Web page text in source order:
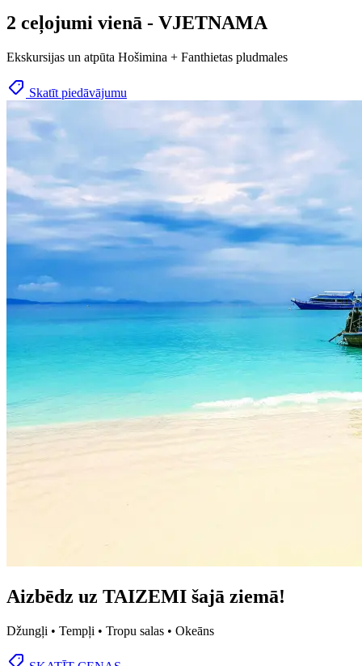
2 ceļojumi vienā - VJETNAMA
Ekskursijas un atpūta Hošimina + Fanthietas pludmales
Skatīt piedāvājumu
Aizbēdz uz TAIZEMI šajā ziemā!
Džungļi • Tempļi • Tropu salas • Okeāns